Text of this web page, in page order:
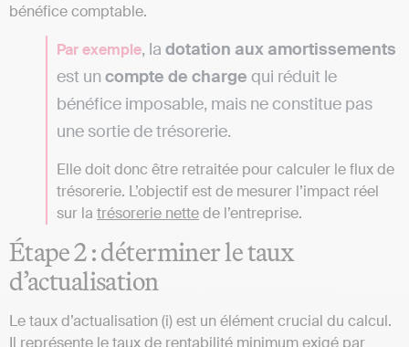
bénéfice comptable.
Par exemple, la dotation aux amortissements
est un compte de charge qui réduit le
bénéfice imposable, mais ne constitue pas
une sortie de trésorerie.
Elle doit donc être retraitée pour calculer le flux de
trésorerie. L’objectif est de mesurer l’impact réel
sur la trésorerie nettede l’entreprise.
Étape 2 : déterminer le taux
d’actualisation
Le taux d’actualisation (i) est un élément crucial du calcul.
Il représente le taux de rentabilité minimum exigé par